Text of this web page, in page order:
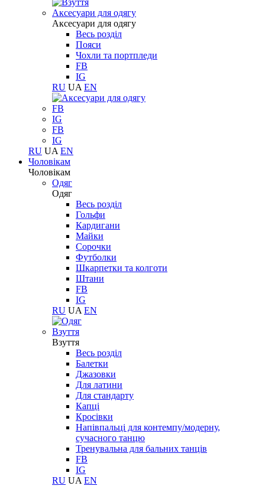
Aксесуари для одягу
Aксесуари для одягу
Весь розділ
Пояси
Чохли та портпледи
FB
IG
RU UA EN
FB
IG
FB
IG
RU UA EN
Чоловікам
Чоловікам
Одяг
Одяг
Весь розділ
Гольфи
Кардигани
Майки
Сорочки
Футболки
Шкарпетки та колготи
Штани
FB
IG
RU UA EN
Взуття
Взуття
Весь розділ
Балетки
Джазовки
Для латини
Для стандарту
Капці
Кросівки
Напівпальці для контемпу/модерну,
сучасного танцю
Тренувальна для бальних танців
FB
IG
RU UA EN